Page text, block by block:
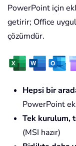
PowerPoint için
getirir; Office
çözümdür.
Hepsi bir
PowerPoint
Tek kurulum,
(MSI hazır)